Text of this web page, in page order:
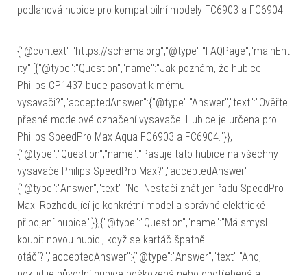
podlahová hubice pro kompatibilní modely FC6903 a FC6904.
{"@context":"https://schema.org","@type":"FAQPage","mainEnt
ity":[{"@type":"Question","name":"Jak poznám, že hubice
Philips CP1437 bude pasovat k mému
vysavači?","acceptedAnswer":{"@type":"Answer","text":"Ověřte
přesné modelové označení vysavače. Hubice je určena pro
Philips SpeedPro Max Aqua FC6903 a FC6904."}},
{"@type":"Question","name":"Pasuje tato hubice na všechny
vysavače Philips SpeedPro Max?","acceptedAnswer":
{"@type":"Answer","text":"Ne. Nestačí znát jen řadu SpeedPro
Max. Rozhodující je konkrétní model a správné elektrické
připojení hubice."}},{"@type":"Question","name":"Má smysl
koupit novou hubici, když se kartáč špatně
otáčí?","acceptedAnswer":{"@type":"Answer","text":"Ano,